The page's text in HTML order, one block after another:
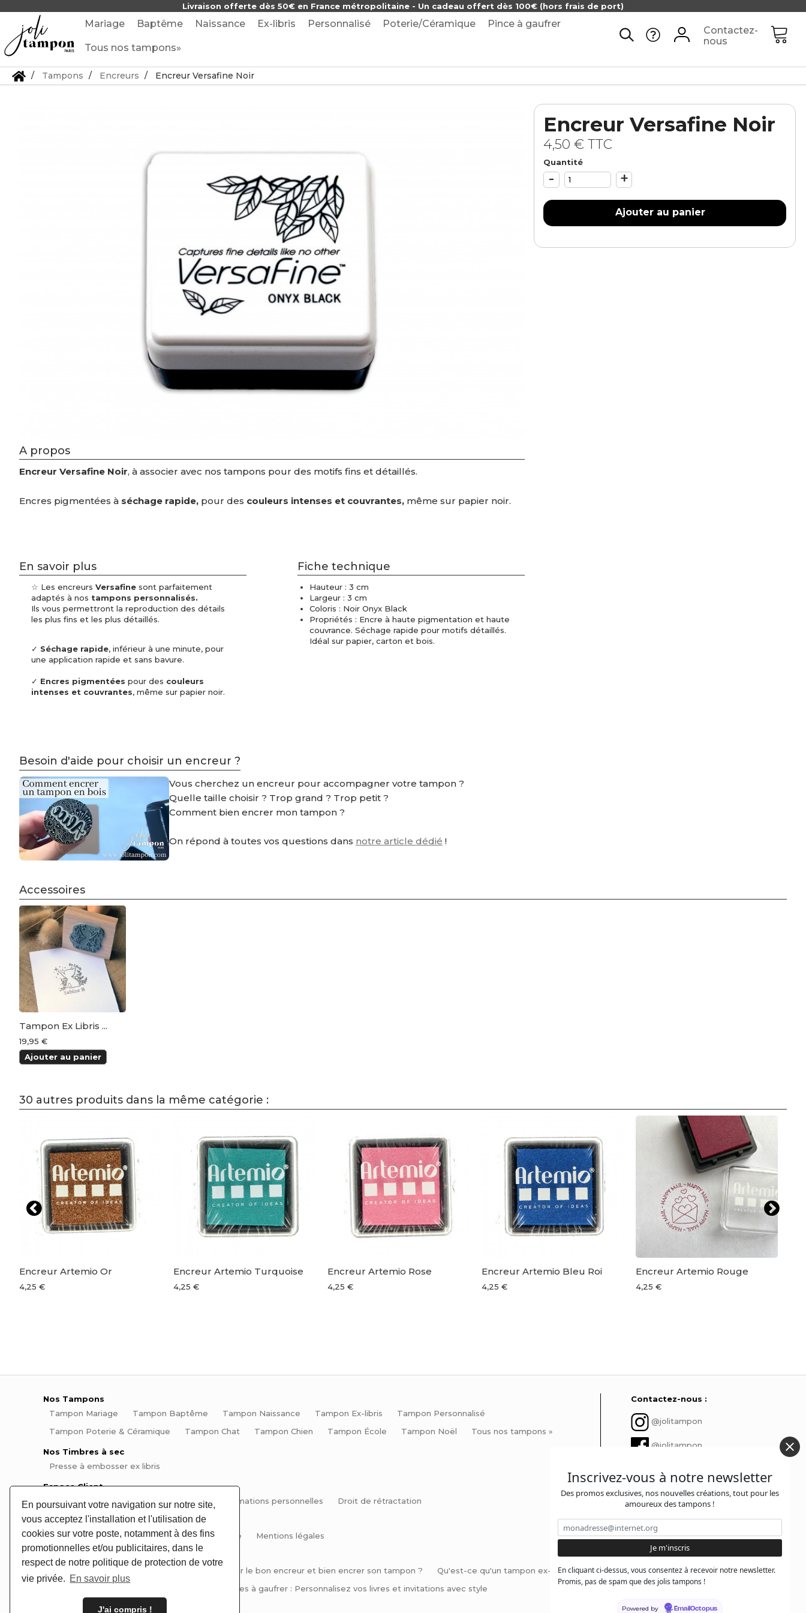
En poursuivant votre navigation sur notre site,
vous acceptez l'installation et l'utilisation de
cookies sur votre poste, notamment à des fins
promotionnelles et/ou publicitaires, dans le
respect de notre politique de protection de votre
vie privée. En savoir plus
J'ai compris !
Livraison offerte dès 50€ en France métropolitaine - Un cadeau offert dès 100€ (hors frais de port)
Mariage Baptême Naissance Ex-libris Personnalisé Poterie/Céramique Pince à gaufrer
Tous nos tampons»
Contactez-
nous
Tampons Encreurs Encreur Versafine Noir
Encreur Versafine Noir
4,50 € TTC
Quantité
- +
Ajouter au panier
A propos
Encreur Versafine Noir, à associer avec nos tampons pour des motifs fins et détaillés.
Encres pigmentées à séchage rapide, pour des couleurs intenses et couvrantes, même sur papier noir.
En savoir plus
☆ Les encreurs Versafine sont parfaitement
adaptés à nos tampons personnalisés.
Ils vous permettront la reproduction des détails
les plus fins et les plus détaillés.
✓ Séchage rapide, inférieur à une minute, pour
une application rapide et sans bavure.
✓ Encres pigmentées pour des couleurs
intenses et couvrantes, même sur papier noir.
Fiche technique
Hauteur : 3 cm
Largeur : 3 cm
Coloris : Noir Onyx Black
Propriétés : Encre à haute pigmentation et haute
couvrance. Séchage rapide pour motifs détaillés.
Idéal sur papier, carton et bois.
Besoin d'aide pour choisir un encreur ?
Vous cherchez un encreur pour accompagner votre tampon ?
Quelle taille choisir ? Trop grand ? Trop petit ?
Comment bien encrer mon tampon ?
On répond à toutes vos questions dans notre article dédié !
Accessoires
Tampon Ex Libris ...
19,95 €
Ajouter au panier
30 autres produits dans la même catégorie :
Encreur Artemio Or
4,25 €
Encreur Artemio Turquoise
4,25 €
Encreur Artemio Rose
4,25 €
Encreur Artemio Bleu Roi
4,25 €
Encreur Artemio Rouge
4,25 €
Nos Tampons
Tampon Mariage
Tampon Baptême Tampon Naissance Tampon Ex-libris
Tampon Personnalisé
Tampon Poterie & Céramique
Tampon Chat Tampon Chien Tampon École Tampon Noël Tous nos tampons »
Nos Timbres à sec
Presse à embosser ex libris
Espace Client
Mon compte
Mes commandes Mes informations personnelles Droit de rétractation
Informations
Aide et questions fréquentes
Plan du site Mentions légales
Conseils et Tutos
Tutos tampons et encreurs
Comment choisir le bon encreur et bien encrer son tampon ?
Qu'est-ce qu'un tampon ex-libris ?
Pinces à gaufrer : Personnalisez vos livres et invitations avec style
Contactez-nous :
@jolitampon
@jolitampon
@jolitampon
Inscrivez-vous à notre newsletter
Des promos exclusives, nos nouvelles créations, tout pour les
amoureux des tampons !
En cliquant ci-dessus, vous consentez à recevoir notre newsletter.
Promis, pas de spam que des jolis tampons !
Powered by EmailOctopus